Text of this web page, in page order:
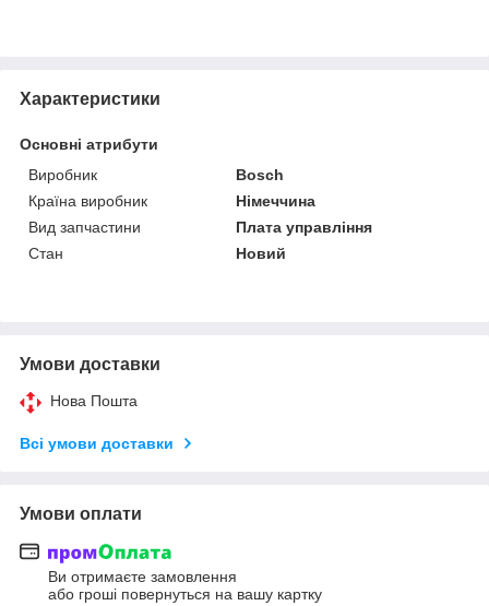
Характеристики
Основні атрибути
Виробник
Bosch
Країна виробник
Німеччина
Вид запчастини
Плата управління
Стан
Новий
Умови доставки
Нова Пошта
Всі умови доставки
Умови оплати
Ви отримаєте замовлення
або гроші повернуться на вашу картку